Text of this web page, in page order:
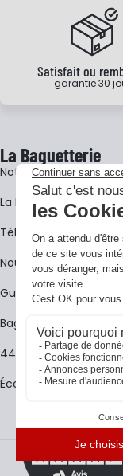
Satisfait ou
garantie 30
La Baguetterie
Notre histoire
La BagShow
​Télécharger le
Nous contacter
Guides La Baguetterie
Baguetterie Shop
44 ans de rencontres
Écoles